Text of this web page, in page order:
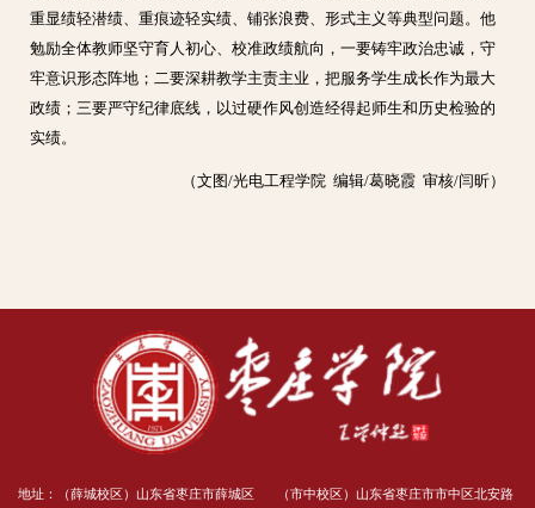
重显绩轻潜绩、重痕迹轻实绩、铺张浪费、形式主义等典型问题。他
勉励全体教师坚守育人初心、校准政绩航向，一要铸牢政治忠诚，守
牢意识形态阵地；二要深耕教学主责主业，把服务学生成长作为最大
政绩；三要严守纪律底线，以过硬作风创造经得起师生和历史检验的
实绩。
（文图/光电工程学院 编辑/葛晓霞 审核/闫昕）
地址：（薛城校区）山东省枣庄市薛城区 （市中校区）山东省枣庄市市中区北安路